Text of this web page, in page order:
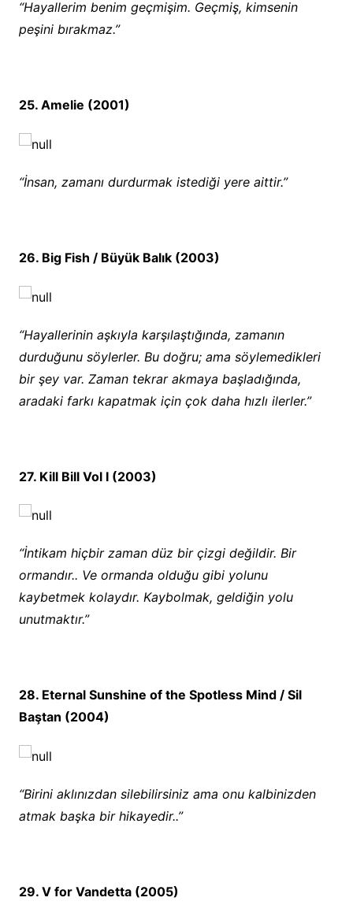
“Hayallerim benim geçmişim. Geçmiş, kimsenin
peşini bırakmaz.”
25. Amelie (2001)
“İnsan, zamanı durdurmak istediği yere aittir.”
26. Big Fish / Büyük Balık (2003)
“Hayallerinin aşkıyla karşılaştığında, zamanın
durduğunu söylerler. Bu doğru; ama söylemedikleri
bir şey var. Zaman tekrar akmaya başladığında,
aradaki farkı kapatmak için çok daha hızlı ilerler.”
27. Kill Bill Vol I (2003)
“İntikam hiçbir zaman düz bir çizgi değildir. Bir
ormandır.. Ve ormanda olduğu gibi yolunu
kaybetmek kolaydır. Kaybolmak, geldiğin yolu
unutmaktır.”
28. Eternal Sunshine of the Spotless Mind / Sil
Baştan (2004)
“Birini aklınızdan silebilirsiniz ama onu kalbinizden
atmak başka bir hikayedir..”
29. V for Vandetta (2005)